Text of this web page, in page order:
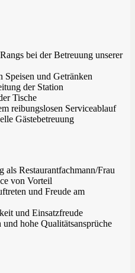
bei der Betreuung unserer
und Getränken
der Station
Tische
reibungslosen Serviceablauf
Gästebetreuung
als Restaurantfachmann/Frau
von Vorteil
und Freude am
und Einsatzfreude
hohe Qualitätsansprüche